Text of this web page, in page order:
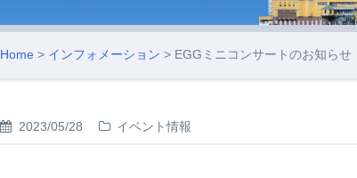
Home > インフォメーション > EGGミニコンサートのお知らせ
2023/05/28 イベント情報